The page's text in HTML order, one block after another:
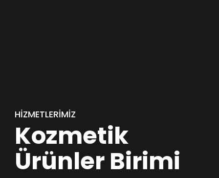
HİZMETLERİMİZ
Kozmetik
Ürünler Birimi